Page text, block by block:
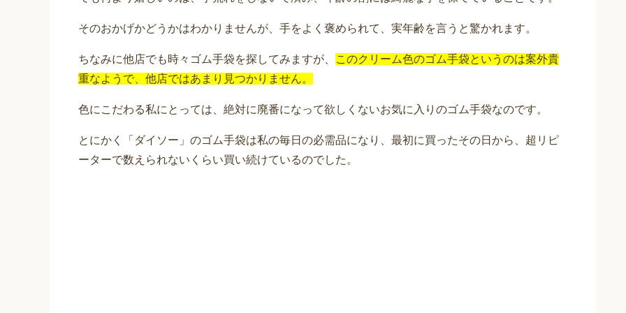
そのおかげかどうかはわかりませんが、手をよく褒められて、実年齢を言うと驚かれます。
ちなみに他店でも時々ゴム手袋を探してみますが、
このクリーム色のゴム手袋というのは案外貴
重なようで、他店ではあまり見つかりません。
色にこだわる私にとっては、絶対に廃番になって欲しくないお気に入りのゴム手袋なのです。
とにかく「ダイソー」のゴム手袋は私の毎日の必需品になり、最初に買ったその日から、超リピ
ーターで数えられないくらい買い続けているのでした。